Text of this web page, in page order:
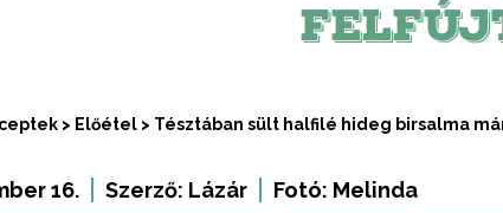
> Előétel > Tésztában sült halfilé hideg birsalma
16. Szerző: Lázár Fotó: Melinda